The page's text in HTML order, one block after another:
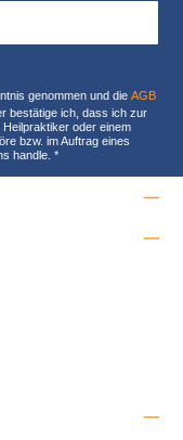
genommen und dieAGB
bestätige ich, dass ich zur
oder einem
bzw. im Auftrag eines
handle.*